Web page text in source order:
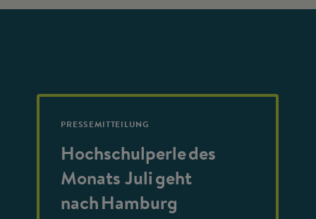
PRESSEMITTEILUNG
Hochschulperle des
Monats Juli geht
nach Hamburg